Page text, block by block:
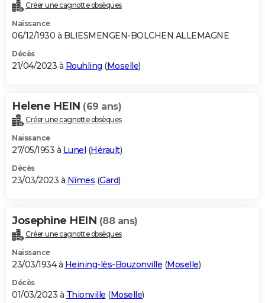
Créer une cagnotte obsèques
Naissance
06/12/1930 à BLIESMENGEN-BOLCHEN ALLEMAGNE
Décès
21/04/2023 à Rouhling (Moselle)
Helene HEIN (69 ans)
Créer une cagnotte obsèques
Naissance
27/05/1953 à Lunel (Hérault)
Décès
23/03/2023 à Nîmes (Gard)
Josephine HEIN (88 ans)
Créer une cagnotte obsèques
Naissance
23/03/1934 à Heining-lès-Bouzonville (Moselle)
Décès
01/03/2023 à Thionville (Moselle)